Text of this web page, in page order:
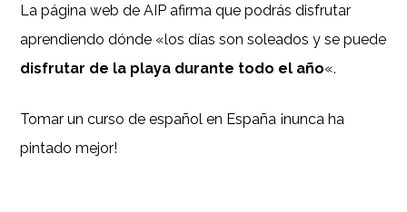
La página web de AIP afirma que podrás disfrutar
aprendiendo dónde «los días son soleados y se puede
disfrutar de la playa durante todo el año«.
Tomar un curso de español en España ¡nunca ha
pintado mejor!